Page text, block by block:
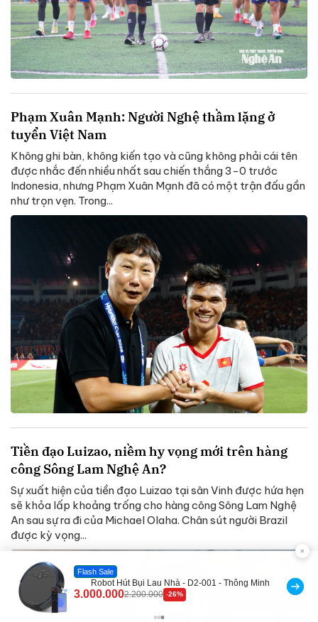
Phạm Xuân Mạnh: Người Nghệ thầm lặng ở
tuyển Việt Nam
Không ghi bàn, không kiến tạo và cũng không phải cái tên
được nhắc đến nhiều nhất sau chiến thắng 3-0 trước
Indonesia, nhưng Phạm Xuân Mạnh đã có một trận đấu gần
như trọn vẹn. Trong...
Tiền đạo Luizao, niềm hy vọng mới trên hàng
công Sông Lam Nghệ An?
Sự xuất hiện của tiền đạo Luizao tại sân Vinh được hứa hẹn
sẽ khỏa lấp khoảng trống cho hàng công Sông Lam Nghệ
An sau sự ra đi của Michael Olaha. Chân sút người Brazil
được kỳ vọng...
Flash Sale
Robot Hút Bụi Lau Nhà - D2-001 - Thông Minh
3.000.0002.200.000 -26%